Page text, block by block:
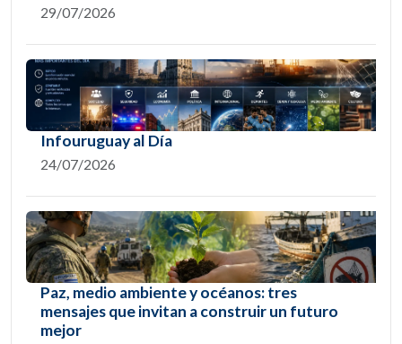
29/07/2026
Infouruguay al Día
24/07/2026
Paz, medio ambiente y océanos: tres
mensajes que invitan a construir un futuro
mejor